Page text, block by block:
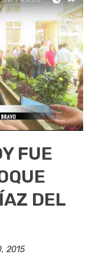
FUE
DEL
2015